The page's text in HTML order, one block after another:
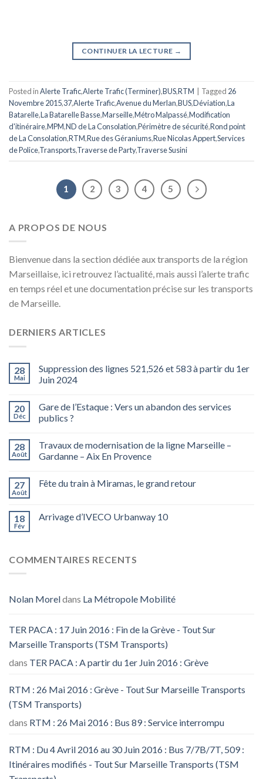
CONTINUER LA LECTURE →
Posted inAlerte Trafic,Alerte Trafic (Terminer),BUS,RTM Tagged 26
Novembre 2015,37,Alerte Trafic,Avenue du Merlan,BUS,Déviation,La
Batarelle,La Batarelle Basse,Marseille,Métro Malpassé,Modification
d'itinéraire,MPM,ND de La Consolation,Périmètre de sécurité,Rond point
de La Consolation,RTM,Rue des Géraniums,Rue Nicolas Appert,Services
de Police,Transports,Traverse de Party,Traverse Susini
1 2 3 4 5
A PROPOS DE NOUS
Bienvenue dans la section dédiée aux transports de la région
Marseillaise, ici retrouvez l’actualité, mais aussi l’alerte trafic
en temps réel et une documentation précise sur les transports
de Marseille.
DERNIERS ARTICLES
28
Mai
Suppression des lignes 521,526 et 583 à partir du 1er
Juin 2024
20
Déc
Gare de l’Estaque : Vers un abandon des services
publics ?
28
Août
Travaux de modernisation de la ligne Marseille –
Gardanne – Aix En Provence
27
Août
Fête du train à Miramas, le grand retour
18
Fév
Arrivage d’IVECO Urbanway 10
COMMENTAIRES RECENTS
Nolan Moreldans La Métropole Mobilité
TER PACA : 17 Juin 2016 : Fin de la Grève - Tout Sur
Marseille Transports (TSM Transports)
dans TER PACA : A partir du 1er Juin 2016 : Grève
RTM : 26 Mai 2016 : Grève - Tout Sur Marseille Transports
(TSM Transports)
dans RTM : 26 Mai 2016 : Bus 89 : Service interrompu
RTM : Du 4 Avril 2016 au 30 Juin 2016 : Bus 7/7B/7T, 509 :
Itinéraires modifiés - Tout Sur Marseille Transports (TSM